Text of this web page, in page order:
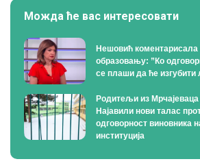
Можда ће вас интересовати
Нешовић коментарисала
образовању: ”Ко
се плаши да ће изгубити
Родитељи из
Најавили нови талас
одговорност виновника
институција